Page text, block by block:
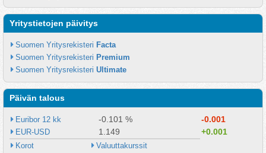
Yritystietojen päivitys
Suomen Yritysrekisteri Facta
Suomen Yritysrekisteri Premium
Suomen Yritysrekisteri Ultimate
Päivän talous
Euribor 12 kk -0.101 % -0.001
EUR-USD 1.149 +0.001
Korot Valuuttakurssit